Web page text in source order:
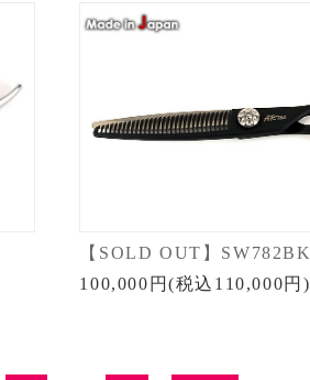
【SOLD OUT】SW782BK
100,000円(税込110,000円)